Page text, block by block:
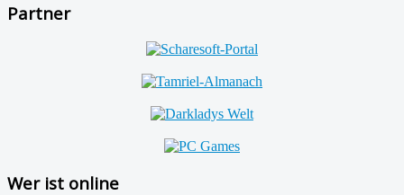
Partner
Wer ist online